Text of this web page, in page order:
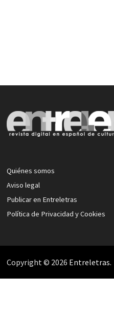
Quiénes somos
Aviso legal
Publicar en Entreletras
Política de Privacidad y Cookies
Copyright © 2026 Entreletras.